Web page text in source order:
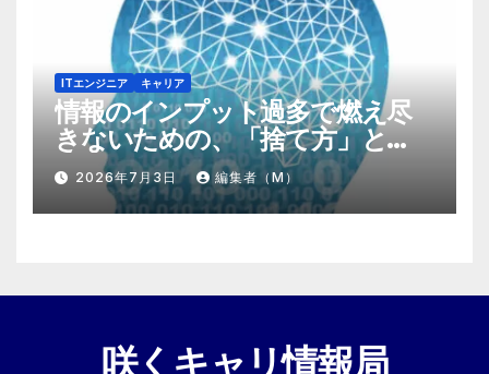
ITエンジニア キャリア
情報のインプット過多で燃え尽
きないための、「捨て方」と
「情報の絞り方」
2026年7月3日 編集者（M）
咲くキャリ情報局